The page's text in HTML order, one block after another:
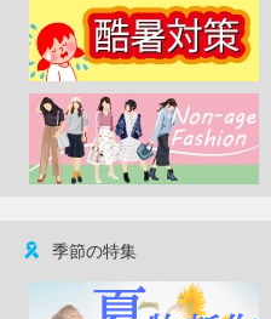
季節の特集